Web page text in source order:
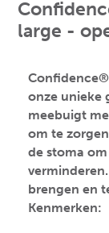
large -
onze unieke
meebuigt
om te
de stoma
brengen en
Kenmerken: